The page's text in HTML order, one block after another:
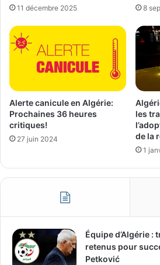
11 décembre 2025 8
Alerte canicule en Algérie:
Prochaines 36 heures
critiques!
27 juin 2024
les
de la
1
Équipe d’Algérie
retenus pour
Petković